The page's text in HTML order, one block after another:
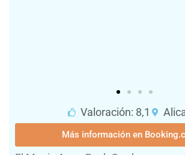
Valoración: 8,1
Más información en